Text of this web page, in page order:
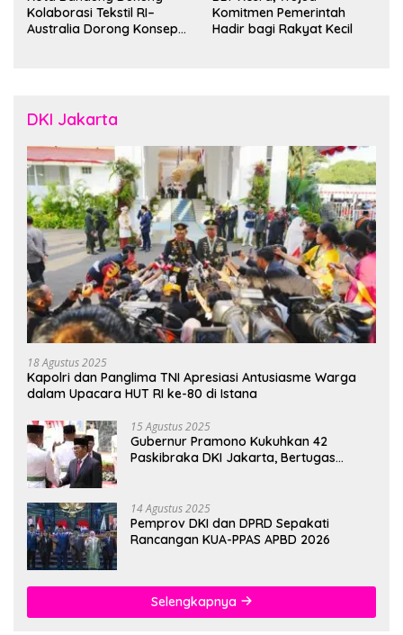
Kolaborasi Tekstil RI–
Australia Dorong Konsep
Komitmen Pemerintah
Hadir bagi Rakyat Kecil
DKI Jakarta
18 Agustus 2025
Kapolri dan Panglima TNI Apresiasi Antusiasme Warga
dalam Upacara HUT RI ke-80 di Istana
15 Agustus 2025
Gubernur Pramono Kukuhkan 42
Paskibraka DKI Jakarta, Bertugas
14 Agustus 2025
Pemprov DKI dan DPRD Sepakati
Rancangan KUA-PPAS APBD 2026
Selengkapnya